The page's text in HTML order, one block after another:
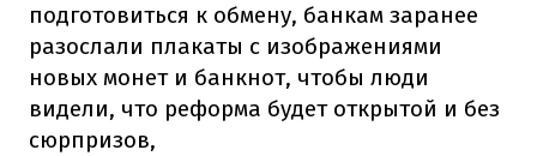
подготовиться к обмену, банкам заранее
разослали плакаты с изображениями
новых монет и банкнот, чтобы люди
видели, что реформа будет открытой и без
сюрпризов,